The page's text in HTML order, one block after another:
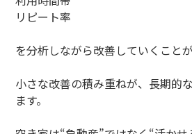
リピート率
を分析しながら改善していくことが
小さな改善の積み重ねが、長期的
ます。